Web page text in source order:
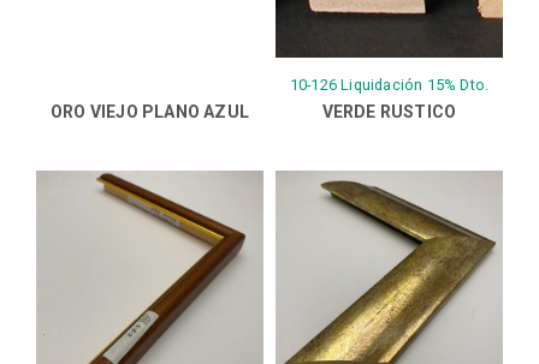
ORO VIEJO PLANO AZUL
10-126 Liquidación 15% Dto.
VERDE RUSTICO